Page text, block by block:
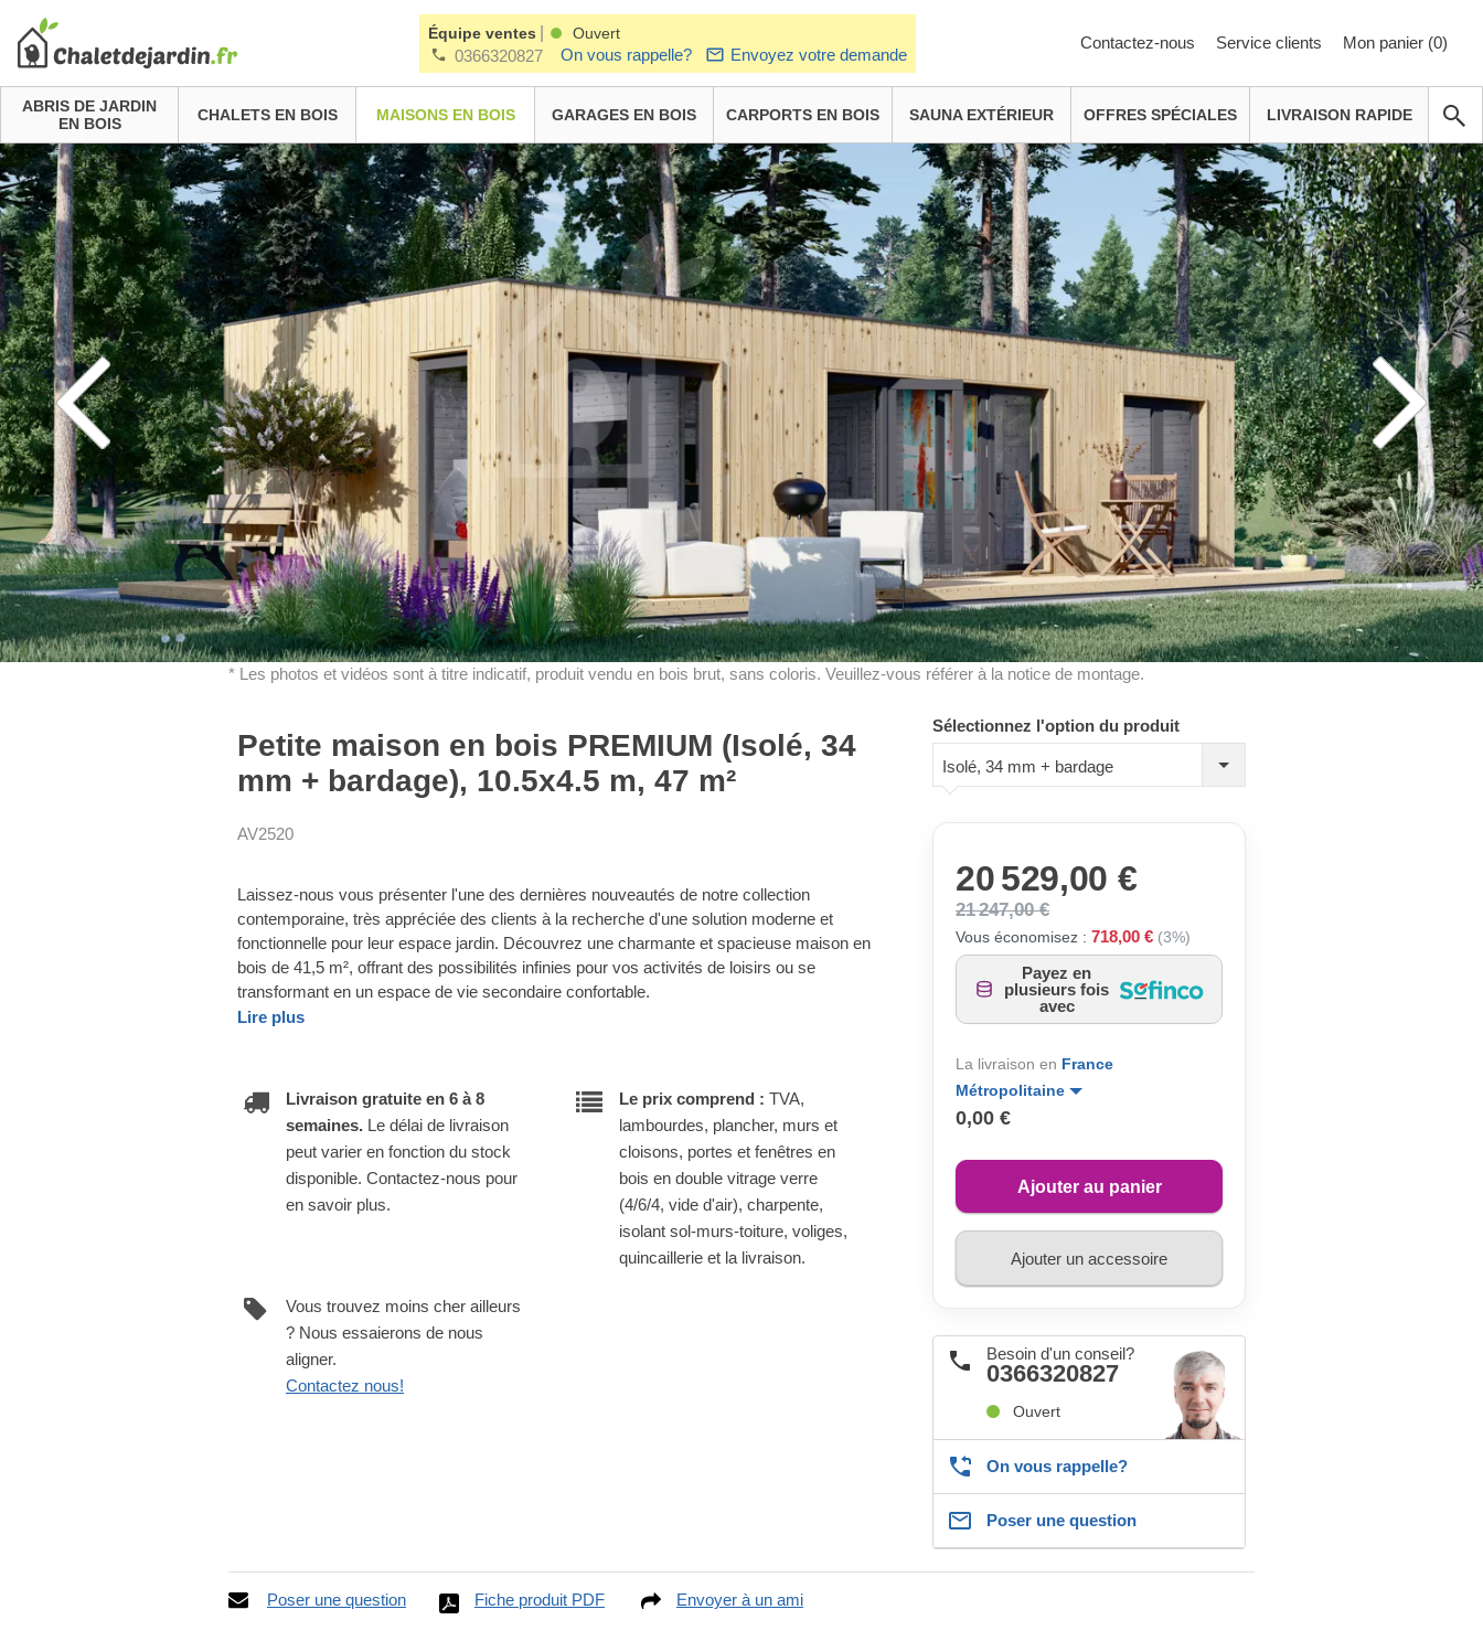
Équipe ventes Ouvert
0366320827 On vous rappelle? Envoyez votre demande
Contactez-nous Service clients Mon panier (0)
ABRIS DE JARDIN
EN BOIS
CHALETS EN BOIS MAISONS EN BOIS GARAGES EN BOIS CARPORTS EN BOIS SAUNA EXTÉRIEUR OFFRES SPÉCIALES LIVRAISON RAPIDE
* Les photos et vidéos sont à titre indicatif, produit vendu en bois brut, sans coloris. Veuillez-vous référer à la notice de montage.
Petite maison en bois PREMIUM (Isolé, 34
mm + bardage), 10.5x4.5 m, 47 m²
AV2520
Laissez-nous vous présenter l'une des dernières nouveautés de notre collection
contemporaine, très appréciée des clients à la recherche d'une solution moderne et
fonctionnelle pour leur espace jardin. Découvrez une charmante et spacieuse maison en
bois de 41,5 m², offrant des possibilités infinies pour vos activités de loisirs ou se
transformant en un espace de vie secondaire confortable.
Lire plus
Livraison gratuite en 6 à 8
semaines. Le délai de livraison
peut varier en fonction du stock
disponible. Contactez-nous pour
en savoir plus.
Le prix comprend : TVA,
lambourdes, plancher, murs et
cloisons, portes et fenêtres en
bois en double vitrage verre
(4/6/4, vide d'air), charpente,
isolant sol-murs-toiture, voliges,
quincaillerie et la livraison.
Vous trouvez moins cher ailleurs
? Nous essaierons de nous
aligner.
Contactez nous!
Sélectionnez l'option du produit
Isolé, 34 mm + bardage
20 529,00 €
21 247,00 €
Vous économisez : 718,00 € (3%)
Payez en
plusieurs fois
avec
La livraison en France
Métropolitaine
0,00 €
Ajouter au panier
Ajouter un accessoire
Besoin d'un conseil?
0366320827
Ouvert
On vous rappelle?
Poser une question
Poser une question Fiche produit PDF Envoyer à un ami